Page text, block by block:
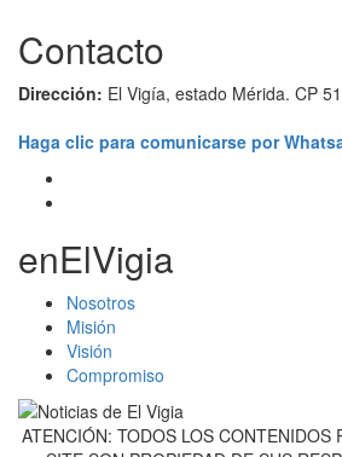
Contacto
Dirección: El Vigía, estado Mérida. CP
Haga clic para comunicarse por
enElVigia
Nosotros
Misión
Visión
Compromiso
ATENCIÓN: TODOS LOS CONTENIDOS